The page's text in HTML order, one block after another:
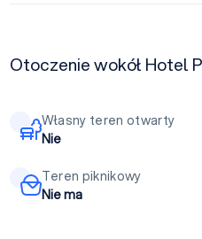
Otoczenie wokół Hotel
Własny teren otwarty
Nie
Teren piknikowy
Nie ma